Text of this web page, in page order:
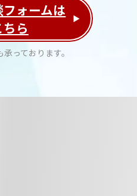
ォームは
ちら
っております。